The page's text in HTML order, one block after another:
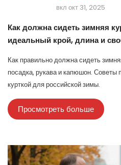
вкл окт 31, 2025
Как должна сидеть зимняя
идеальный крой, длина и
Как правильно должна сидеть
посадка, рукава и капюшон. Советы
курткой для российской зимы.
Просмотреть больше